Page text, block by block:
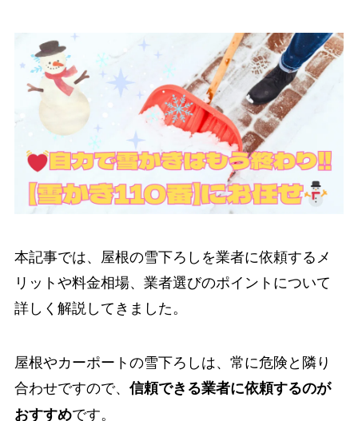
本記事では、屋根の雪下ろしを業者に依頼するメ
リットや料金相場、業者選びのポイントについて
詳しく解説してきました。
屋根やカーポートの雪下ろしは、常に危険と隣り
合わせですので、 信頼できる業者に依頼するのが
おすすめです。